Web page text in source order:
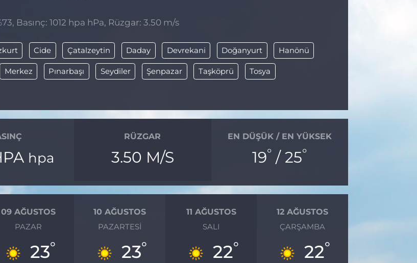
Basınç: 1012 hpa hPa, Rüzgar: 3.50 m/s
Cide Çatalzeytin Daday Devrekani Doğanyurt Hanönü
Merkez Pınarbaşı Seydiler Şenpazar Taşköprü Tosya
hpa
RÜZGAR
3.50 M/S
EN DÜŞÜK / EN YÜKSEK
19° / 25°
09 AĞUSTOS
PAZAR
23°
10 AĞUSTOS
PAZARTESI
23°
11 AĞUSTOS
SALI
22°
12 AĞUSTOS
ÇARŞAMBA
22°